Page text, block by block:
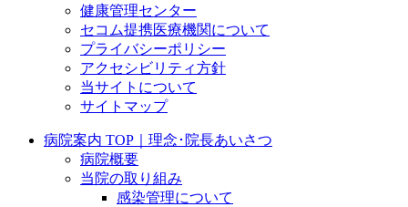
健康管理センター
セコム提携医療機関について
プライバシーポリシー
アクセシビリティ方針
当サイトについて
サイトマップ
病院案内 TOP｜理念･院長あいさつ
病院概要
当院の取り組み
感染管理について